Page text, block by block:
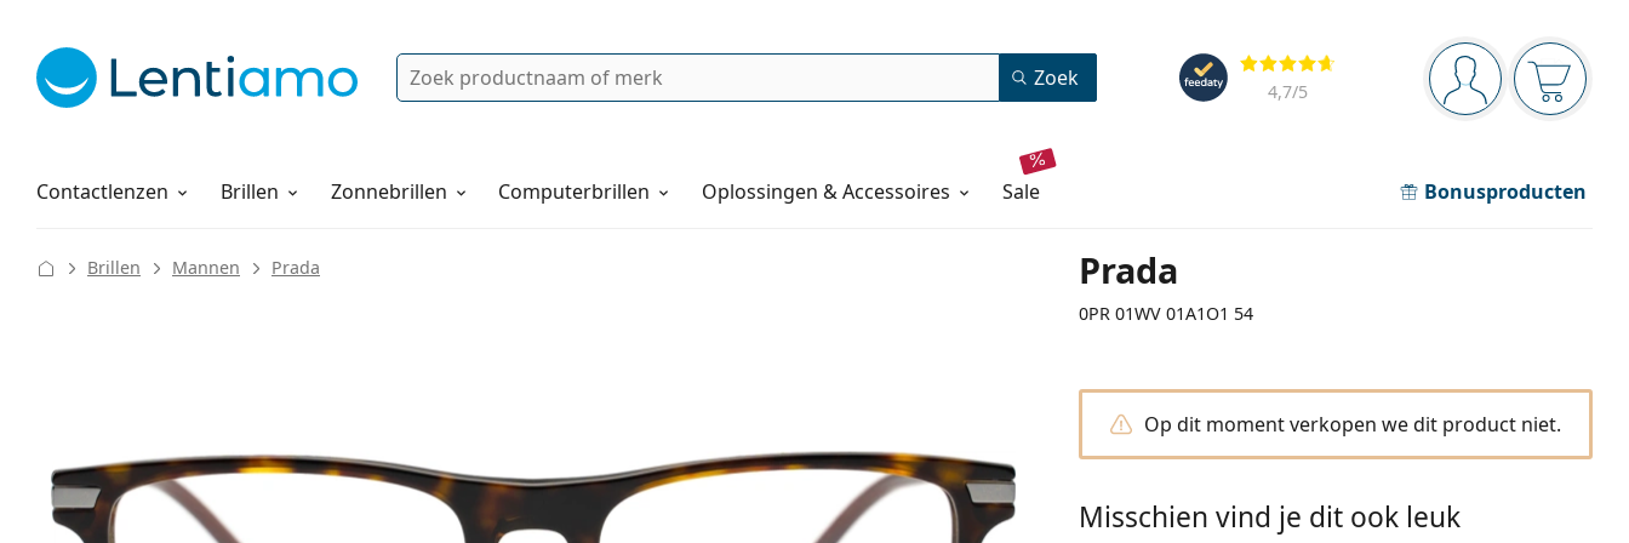
Navigatie
Je bent ingelogd
Jouw
Beoordelingen
4,7/5
Zoek Zoek
Contactlenzen
Lenzenvloeistoffen Brillen Zonnebrillen Computerbrillen Oplossingen & Accessoires sale Bonusproducten
Hoe bestellen
Prada
0PR 01WV 01A1O1 54
Brillen Mannen Prada
Op dit moment verkopen we dit product niet.
Misschien vind je dit ook leuk